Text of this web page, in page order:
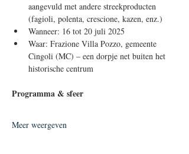
aangevuld met andere streekproducten
(fagioli, polenta, crescione, kazen, enz.)
Wanneer: 16 tot 20 juli 2025
Waar: Frazione Villa Pozzo, gemeente
Cingoli (MC) – een dorpje net buiten het
historische centrum
Programma & sfeer
Meer weergeven